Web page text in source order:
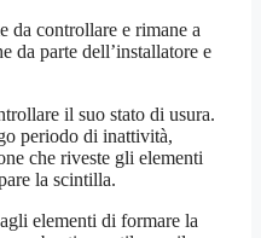
da controllare e rimane a
da parte dell’installatore e
il suo stato di usura.
periodo di inattività,
che riveste gli elementi
la scintilla.
elementi di formare la